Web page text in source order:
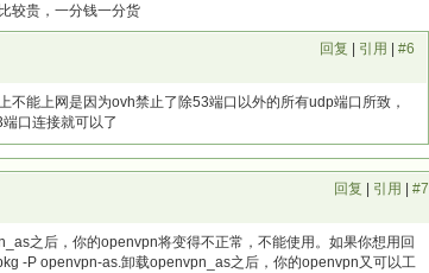
较贵，一分钱一分货
回复 引用 #6
能上网是因为ovh禁止了除53端口以外的所有udp端口所致，
口连接就可以了
回复 引用 #7
之后，你的openvpn将变得不正常，不能使用。如果你想用回
-P openvpn-as.卸载openvpn_as之后，你的openvpn又可以工